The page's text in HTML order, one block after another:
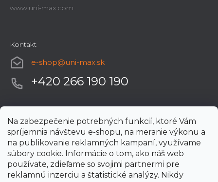
Na zabezpečenie potrebných funkcií, ktoré Vám
spríjemnia návštevu e-shopu, na meranie výkonu a
na publikovanie reklamných kampaní, využívame
súbory cookie. Informácie o tom, ako náš web
používate, zdieľame so svojimi partnermi pre
reklamnú inzerciu a štatistické analýzy. Nikdy
www.uni-max.com
Kontakt
e-shop@uni-max.sk
+420 266 190 190